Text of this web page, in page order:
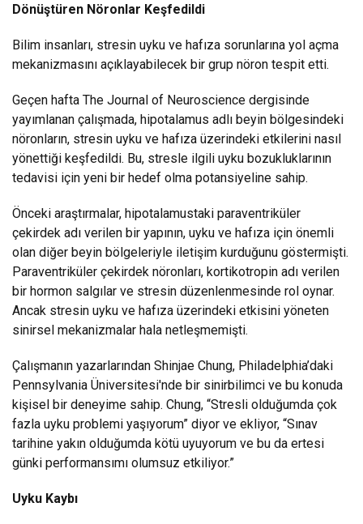
Dönüştüren Nöronlar Keşfedildi
Bilim insanları, stresin uyku ve hafıza sorunlarına yol açma
mekanizmasını açıklayabilecek bir grup nöron tespit etti.
Geçen hafta The Journal of Neuroscience dergisinde
yayımlanan çalışmada, hipotalamus adlı beyin bölgesindeki
nöronların, stresin uyku ve hafıza üzerindeki etkilerini nasıl
yönettiği keşfedildi. Bu, stresle ilgili uyku bozukluklarının
tedavisi için yeni bir hedef olma potansiyeline sahip.
Önceki araştırmalar, hipotalamustaki paraventriküler
çekirdek adı verilen bir yapının, uyku ve hafıza için önemli
olan diğer beyin bölgeleriyle iletişim kurduğunu göstermişti.
Paraventriküler çekirdek nöronları, kortikotropin adı verilen
bir hormon salgılar ve stresin düzenlenmesinde rol oynar.
Ancak stresin uyku ve hafıza üzerindeki etkisini yöneten
sinirsel mekanizmalar hala netleşmemişti.
Çalışmanın yazarlarından Shinjae Chung, Philadelphia’daki
Pennsylvania Üniversitesi'nde bir sinirbilimci ve bu konuda
kişisel bir deneyime sahip. Chung, “Stresli olduğumda çok
fazla uyku problemi yaşıyorum” diyor ve ekliyor, “Sınav
tarihine yakın olduğumda kötü uyuyorum ve bu da ertesi
günki performansımı olumsuz etkiliyor.”
Uyku Kaybı